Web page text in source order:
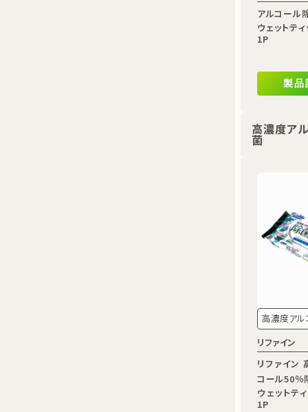
アルコール
ウェットテ
1P
製品
高濃度ア
菌
高濃度ア
リファイン
リファイン
コール50％
ウェットテ
1P